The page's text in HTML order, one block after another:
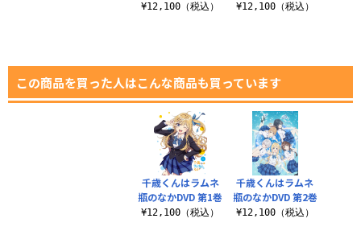
¥12,100（税込） ¥12,100（税込）
この商品を買った人はこんな商品も買っています
千歳くんはラムネ
瓶のなかDVD 第1巻
¥12,100（税込）
千歳くんはラムネ
瓶のなかDVD 第2巻
¥12,100（税込）